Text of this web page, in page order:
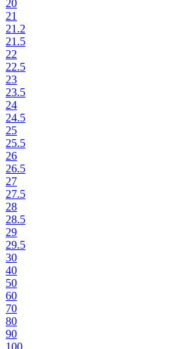
20
21
21.2
21.5
22
22.5
23
23.5
24
24.5
25
25.5
26
26.5
27
27.5
28
28.5
29
29.5
30
40
50
60
70
80
90
100